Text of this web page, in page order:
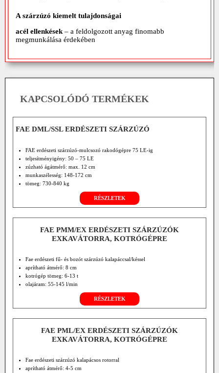
A szárzúzó kiemelt tulajdonságai
acél ellenkések – a feldolgozott anyag finomabb
megmunkálása érdekében
KAPCSOLÓDÓ TERMÉKEK
FAE DML/SSL ERDÉSZETI SZÁRZÚZÓ
FAE erdészeti szárzúzó-mulcsozó rakodógépre 75 LE-ig
teljesítményigény: 50 – 75 LE
zúzható ágátmérő: max. 12 cm
munkaszélesség: 148-172 cm
tömeg: 730-840 kg
RÉSZLETEK
FAE PMM/EX ERDÉSZETI SZÁRZÚZÓK
EXKAVÁTORRA, KOTRÓGÉPRE
Fae erdészeti fű- és bozót szárzúzó kalapáccsal/késsel
aprítható átmérő: 8 cm
kotrógép tömeg: 6-13 t
olajáram: 55-145 l/min
RÉSZLETEK
FAE PML/EX ERDÉSZETI SZÁRZÚZÓK
EXKAVÁTORRA, KOTRÓGÉPRE
Fae erdészeti szárzúzó kalapácsos rotorral
aprítható átmérő: 4-5 cm